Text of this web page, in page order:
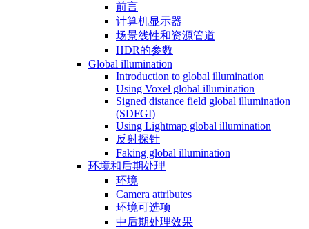
前言
计算机显示器
场景线性和资源管道
HDR的参数
Global illumination
Introduction to global illumination
Using Voxel global illumination
Signed distance field global illumination
(SDFGI)
Using Lightmap global illumination
反射探针
Faking global illumination
环境和后期处理
环境
Camera attributes
环境可选项
中后期处理效果